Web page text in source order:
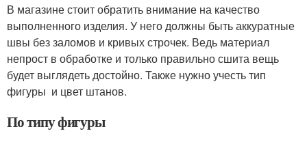
В магазине стоит обратить внимание на качество
выполненного изделия. У него должны быть аккуратные
швы без заломов и кривых строчек. Ведь материал
непрост в обработке и только правильно сшита вещь
будет выглядеть достойно. Также нужно учесть тип
фигуры и цвет штанов.
По типу фигуры